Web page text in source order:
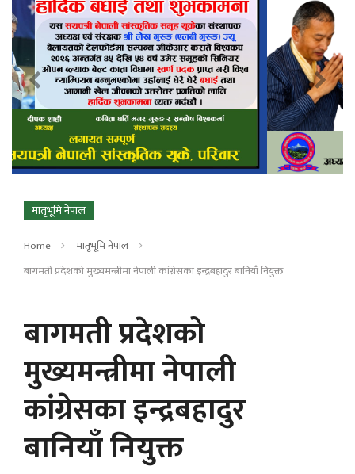
मातृभूमि नेपाल
Home
मातृभूमि नेपाल
बागमती प्रदेशको मुख्यमन्त्रीमा नेपाली कांग्रेसका इन्द्रबहादुर बानियाँ नियुक्त
बागमती प्रदेशको
मुख्यमन्त्रीमा नेपाली
कांग्रेसका इन्द्रबहादुर
बानियाँ नियुक्त